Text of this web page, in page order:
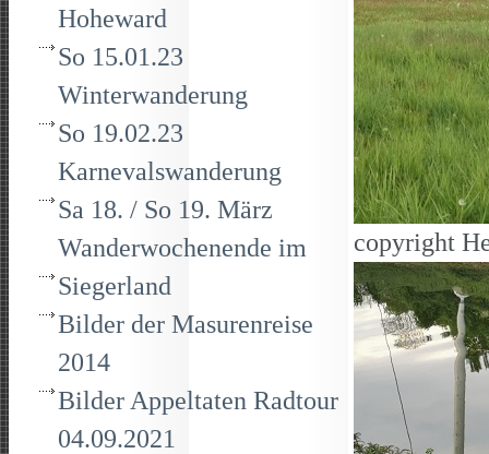
Hoheward
So 15.01.23
Winterwanderung
So 19.02.23
Karnevalswanderung
Sa 18. / So 19. März
Wanderwochenende im
Siegerland
Bilder der Masurenreise
2014
Bilder Appeltaten Radtour
04.09.2021
copyright